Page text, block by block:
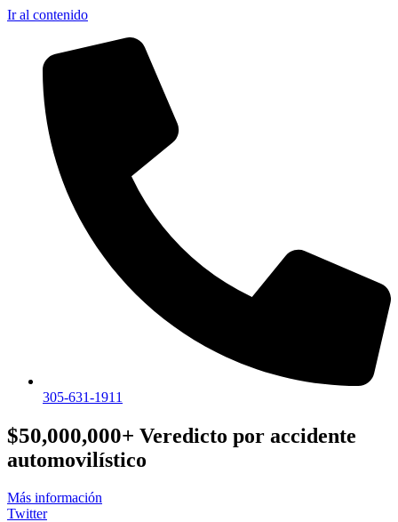
Ir al contenido
305-631-1911
$50,000,000+ Veredicto por accidente
automovilístico
Más información
Twitter